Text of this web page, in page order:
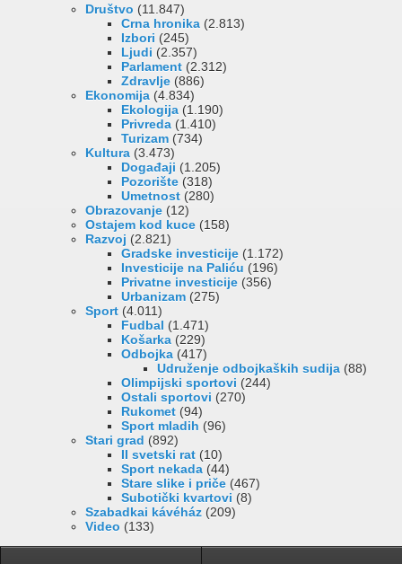
Društvo (11.847)
Crna hronika (2.813)
Izbori (245)
Ljudi (2.357)
Parlament (2.312)
Zdravlje (886)
Ekonomija (4.834)
Ekologija (1.190)
Privreda (1.410)
Turizam (734)
Kultura (3.473)
Događaji (1.205)
Pozorište (318)
Umetnost (280)
Obrazovanje (12)
Ostajem kod kuce (158)
Razvoj (2.821)
Gradske investicije (1.172)
Investicije na Paliću (196)
Privatne investicije (356)
Urbanizam (275)
Sport (4.011)
Fudbal (1.471)
Košarka (229)
Odbojka (417)
Udruženje odbojkaških sudija (88)
Olimpijski sportovi (244)
Ostali sportovi (270)
Rukomet (94)
Sport mladih (96)
Stari grad (892)
II svetski rat (10)
Sport nekada (44)
Stare slike i priče (467)
Subotički kvartovi (8)
Szabadkai kávéház (209)
Video (133)